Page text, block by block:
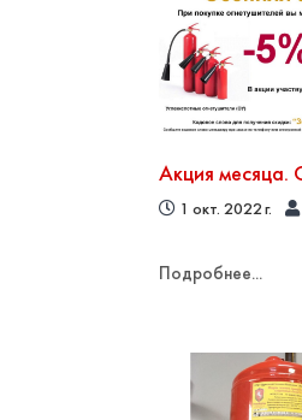
1 окт. 2022 г.
Подробнее...